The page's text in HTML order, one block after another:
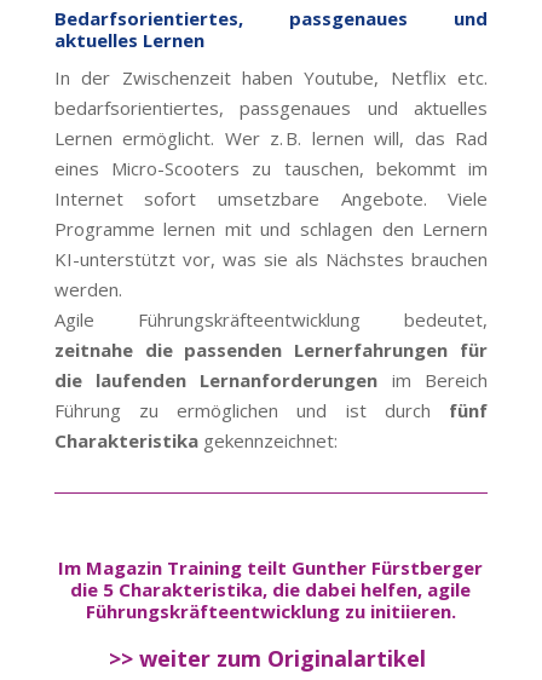
Bedarfsorientiertes, passgenaues und
aktuelles Lernen
In der Zwischenzeit haben Youtube, Netflix etc.
bedarfsorientiertes, passgenaues und aktuelles
Lernen ermöglicht. Wer z. B. lernen will, das Rad
eines Micro-Scooters zu tauschen, bekommt im
Internet sofort umsetzbare Angebote. Viele
Programme lernen mit und schlagen den Lernern
KI-unterstützt vor, was sie als Nächstes brauchen
werden.
Agile Führungskräfteentwicklung bedeutet,
zeitnahe die passenden Lernerfahrungen für
die laufenden Lernanforderungen im Bereich
Führung zu ermöglichen und ist durch fünf
Charakteristikagekennzeichnet:
Im Magazin Training teilt Gunther Fürstberger
die 5 Charakteristika, die dabei helfen, agile
Führungskräfteentwicklung zu initiieren.
>> weiter zum Originalartikel